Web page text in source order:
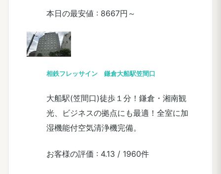
本日の最安値 : 8667円～
相鉄フレッサイン 鎌倉大船駅笠間口
大船駅(笠間口)徒歩１分！鎌倉・湘南観
光、ビジネスの拠点にも最適！全室に加
湿機能付空気清浄機完備。
お客様の評価 : 4.13 / 1960件